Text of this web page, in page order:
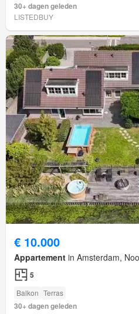
30+ dagen geleden
LISTEDBUY
€ 10.000
Appartement in Amsterdam,
5
Balkon Terras
30+ dagen geleden